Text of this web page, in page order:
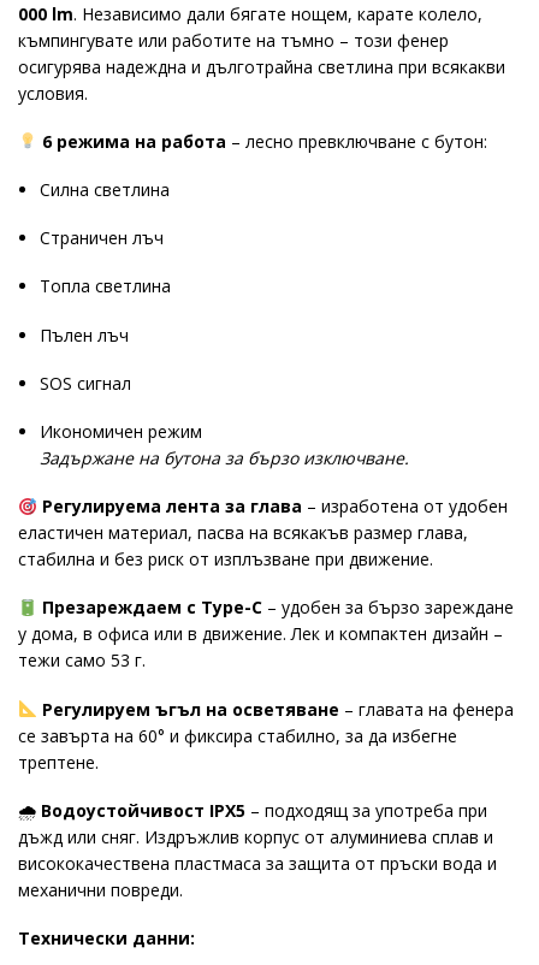
000 lm. Независимо дали бягате нощем, карате колело,
къмпингувате или работите на тъмно – този фенер
осигурява надеждна и дълготрайна светлина при всякакви
условия.
6 режима на работа – лесно превключване с бутон:
Силна светлина
Страничен лъч
Топла светлина
Пълен лъч
SOS сигнал
Икономичен режим
Задържане на бутона за бързо изключване.
Регулируема лента за глава – изработена от удобен
еластичен материал, пасва на всякакъв размер глава,
стабилна и без риск от изплъзване при движение.
Презареждаем с Type-C– удобен за бързо зареждане
у дома, в офиса или в движение. Лек и компактен дизайн –
тежи само 53 г.
Регулируем ъгъл на осветяване – главата на фенера
се завърта на 60° и фиксира стабилно, за да избегне
трептене.
🌧 Водоустойчивост IPX5 – подходящ за употреба при
дъжд или сняг. Издръжлив корпус от алуминиева сплав и
висококачествена пластмаса за защита от пръски вода и
механични повреди.
Технически данни: